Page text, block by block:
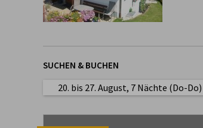
SUCHEN & BUCHEN
20. bis 27. August, 7 Nächte (Do-Do)